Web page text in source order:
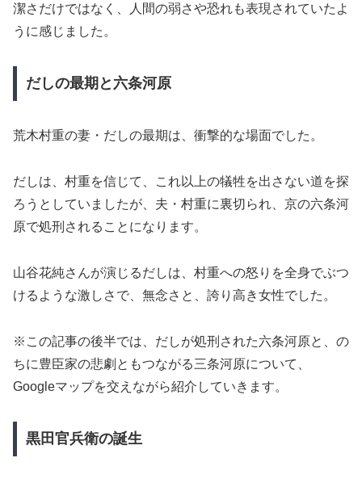
潔さだけではなく、人間の弱さや恐れも表現されていたよ
うに感じました。
だしの最期と六条河原
荒木村重の妻・だしの最期は、衝撃的な場面でした。
だしは、村重を信じて、これ以上の犠牲を出さない道を探
ろうとしていましたが、夫・村重に裏切られ、京の六条河
原で処刑されることになります。
山谷花純さんが演じるだしは、村重への怒りを全身でぶつ
けるような激しさで、無念さと、誇り高き女性でした。
※この記事の後半では、だしが処刑された六条河原と、の
ちに豊臣家の悲劇ともつながる三条河原について、
Googleマップを交えながら紹介していきます。
黒田官兵衛の誕生